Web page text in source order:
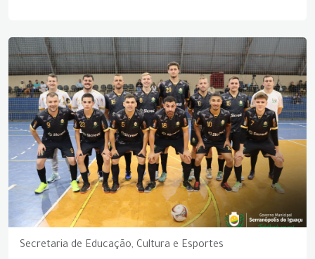
Secretaria de Educação, Cultura e Esportes